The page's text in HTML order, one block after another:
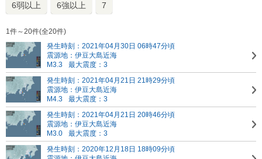
6弱以上 6強以上 7
1件～20件(全20件)
発生時刻：2021年04月30日 06時47分頃
震源地：伊豆大島近海
M3.3
最大震度：3
発生時刻：2021年04月21日 21時29分頃
震源地：伊豆大島近海
M4.3
最大震度：3
発生時刻：2021年04月21日 20時46分頃
震源地：伊豆大島近海
M3.0
最大震度：3
発生時刻：2020年12月18日 18時09分頃